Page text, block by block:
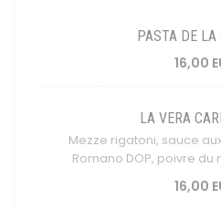
PASTA DE LA
16,00
LA VERA
Mezze rigatoni, sauce
Romano DOP, poivre
16,00